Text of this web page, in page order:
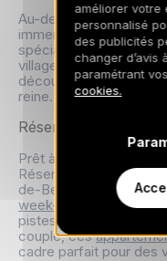
Au-delà du ski,Saint-
immersion totale dans
spécialités savoyardes
village, promenez-
découvrez une
reine.
Réservez Votre
Prêt à vivre une
Réservez dès
de-Belleville
et
week-end
, qui allie
pistes. Que vous soyez
couple, ces
cadre parfait pour des
améliorer votre
personnalisé
des publicités
changer d’avis
paramétrant
cookies.